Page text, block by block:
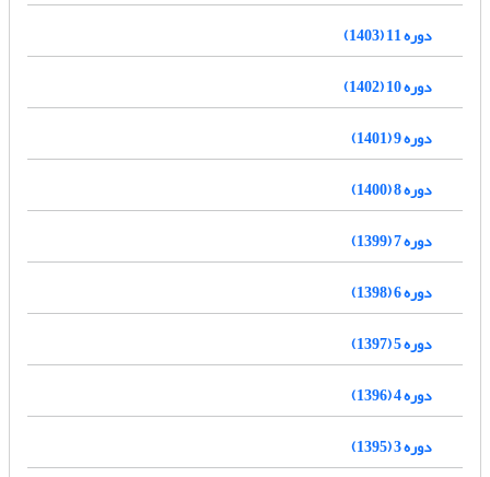
دوره 11 (1403)
دوره 10 (1402)
دوره 9 (1401)
دوره 8 (1400)
دوره 7 (1399)
دوره 6 (1398)
دوره 5 (1397)
دوره 4 (1396)
دوره 3 (1395)